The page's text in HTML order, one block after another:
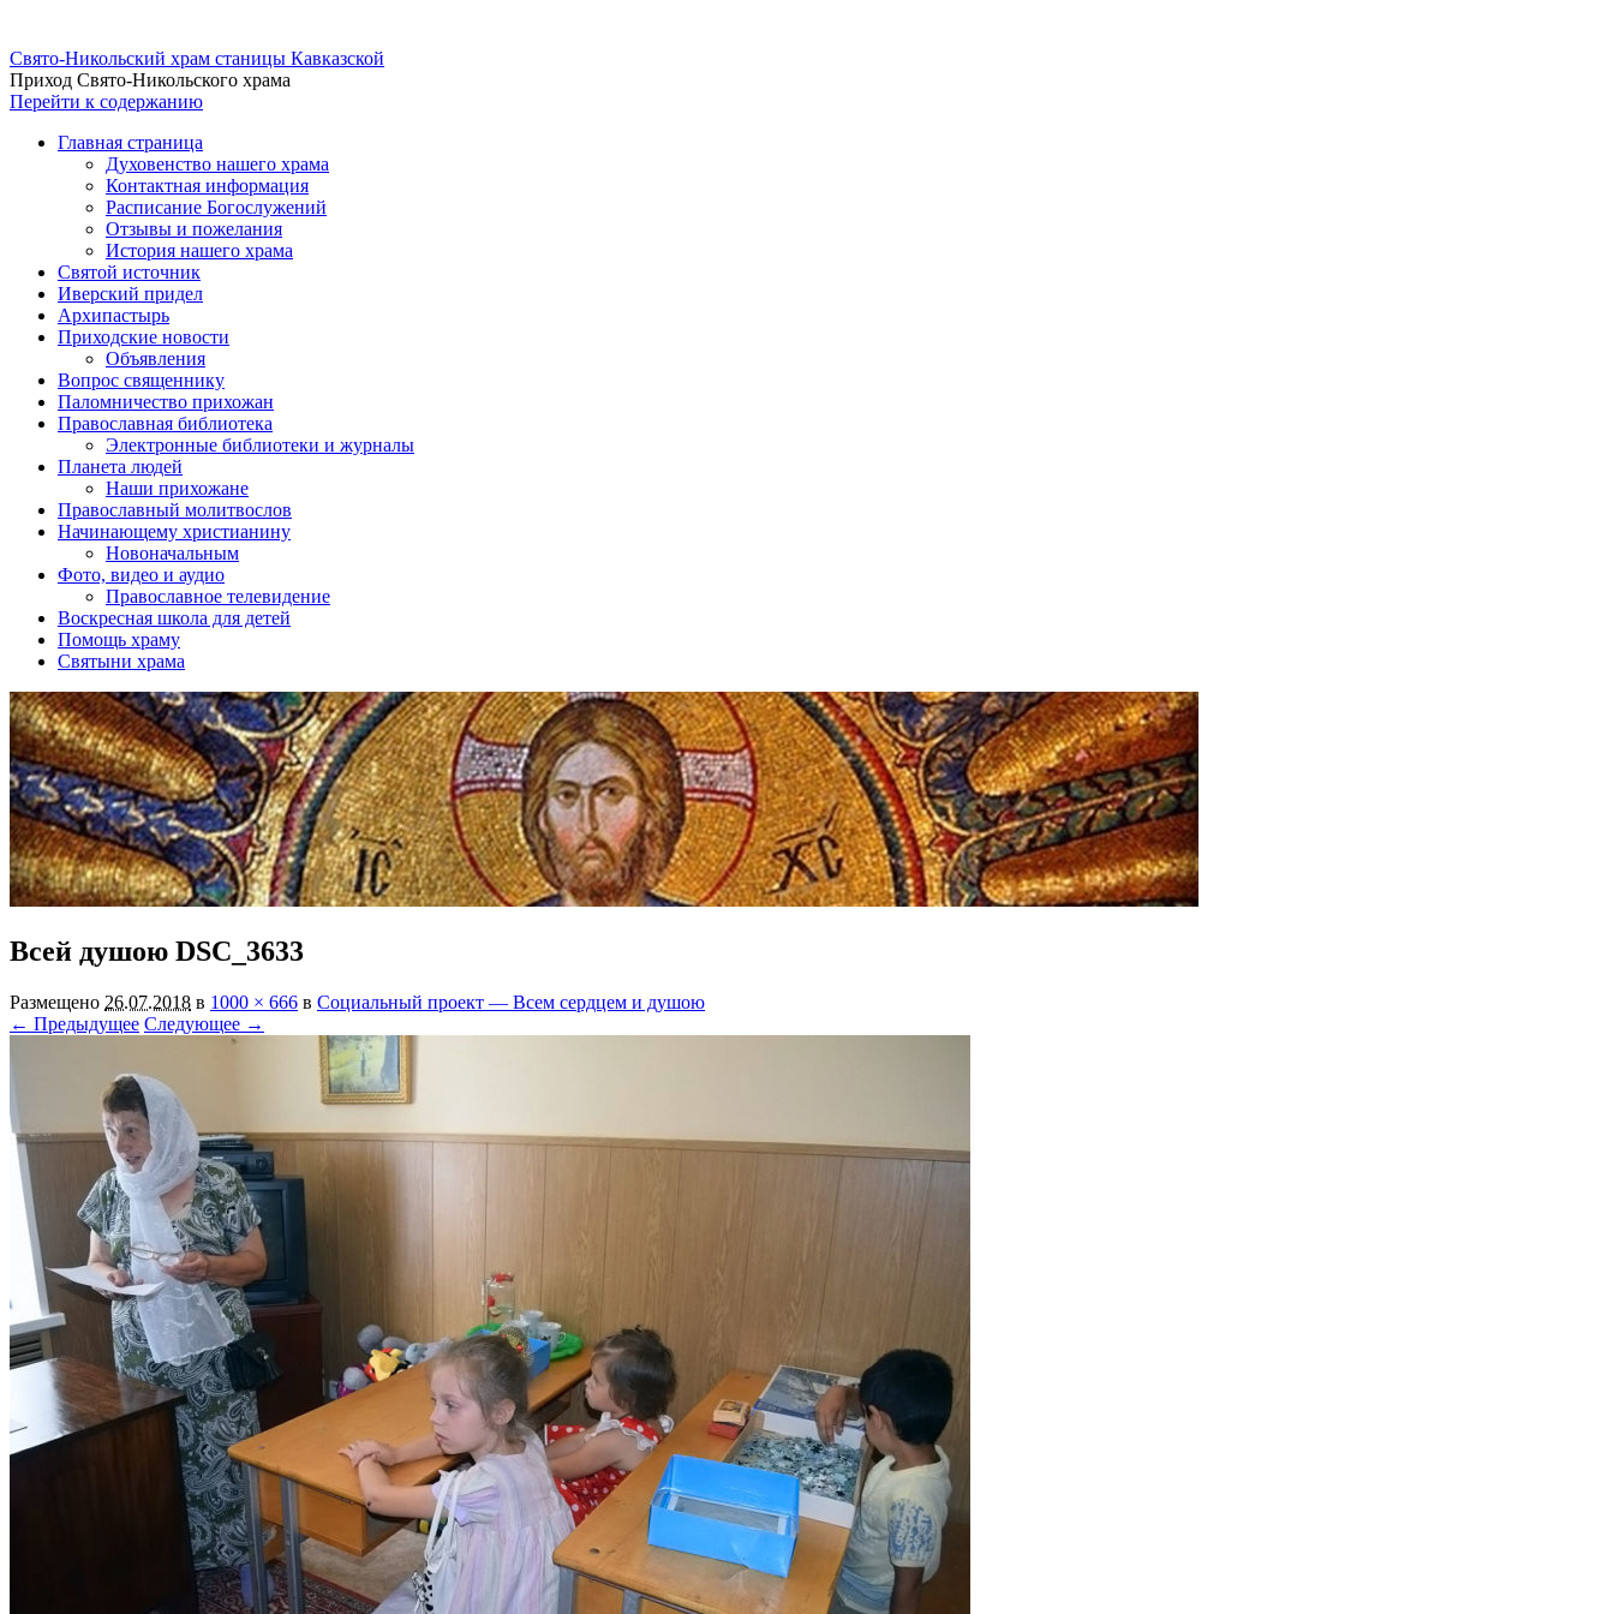
Свято-Никольский храм станицы Кавказской
Приход Свято-Никольского храма
Перейти к содержанию
Главная страница
Духовенство нашего храма
Контактная информация
Расписание Богослужений
Отзывы и пожелания
История нашего храма
Святой источник
Иверский придел
Архипастырь
Приходские новости
Объявления
Вопрос священнику
Паломничество прихожан
Православная библиотека
Электронные библиотеки и журналы
Планета людей
Наши прихожане
Православный молитвослов
Начинающему христианину
Новоначальным
Фото, видео и аудио
Православное телевидение
Воскресная школа для детей
Помощь храму
Святыни храма
Всей душою DSC_3633
Размещено 26.07.2018 в 1000 × 666 в Социальный проект — Всем сердцем и душою
← Предыдущее Следующее →